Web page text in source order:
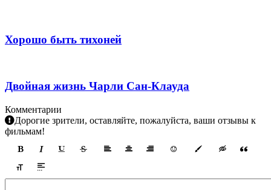
Хорошо быть тихоней
Двойная жизнь Чарли Сан-Клауда
Комментарии
Дорогие зрители, оставляйте, пожалуйста, ваши отзывы к
фильмам!